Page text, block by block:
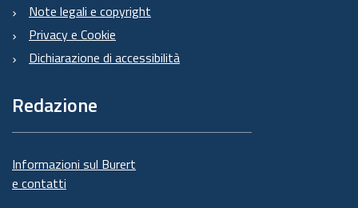
Note legali e copyright
Privacy e Cookie
Dichiarazione di accessibilità
Redazione
Informazioni sul Burert
e contatti